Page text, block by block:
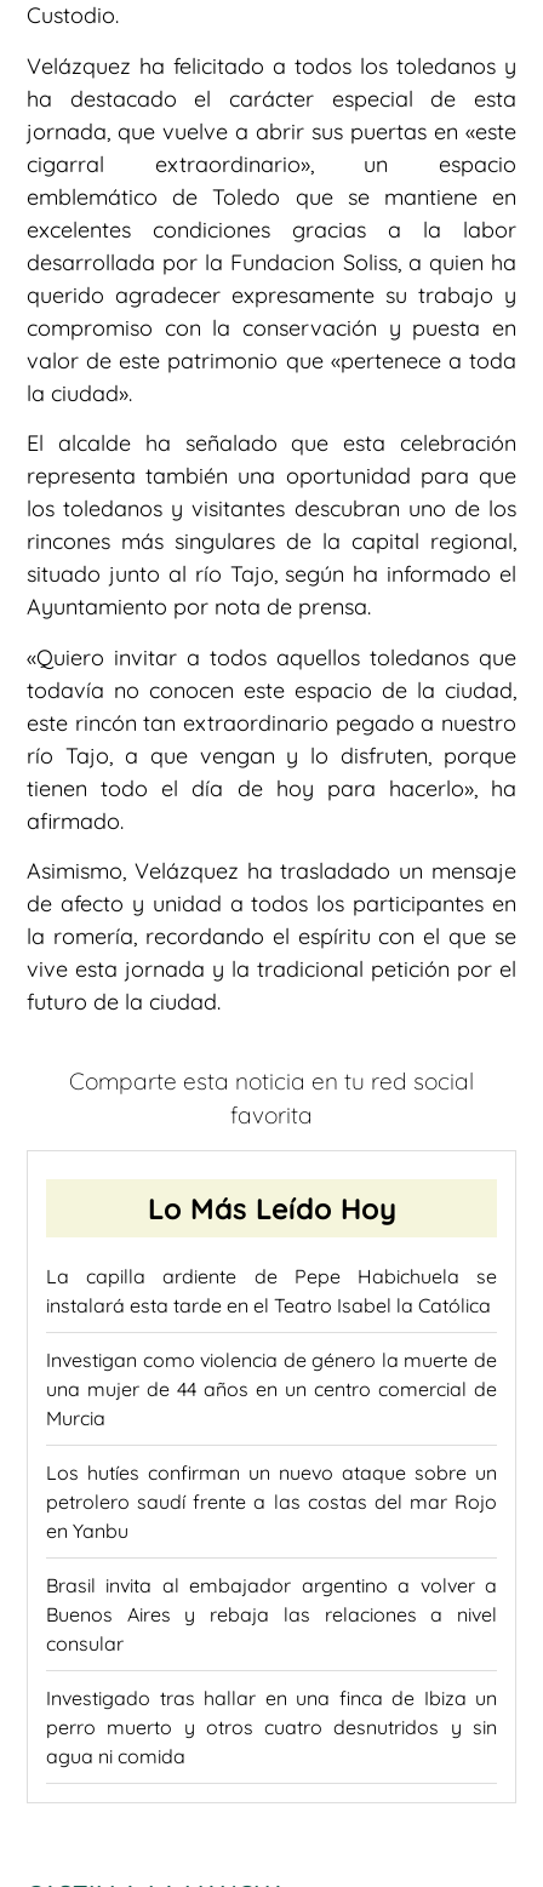
Custodio.
Velázquez ha felicitado a todos los toledanos y
ha destacado el carácter especial de esta
jornada, que vuelve a abrir sus puertas en «este
cigarral extraordinario», un espacio
emblemático de Toledo que se mantiene en
excelentes condiciones gracias a la labor
desarrollada por la Fundacion Soliss, a quien ha
querido agradecer expresamente su trabajo y
compromiso con la conservación y puesta en
valor de este patrimonio que «pertenece a toda
la ciudad».
El alcalde ha señalado que esta celebración
representa también una oportunidad para que
los toledanos y visitantes descubran uno de los
rincones más singulares de la capital regional,
situado junto al río Tajo, según ha informado el
Ayuntamiento por nota de prensa.
«Quiero invitar a todos aquellos toledanos que
todavía no conocen este espacio de la ciudad,
este rincón tan extraordinario pegado a nuestro
río Tajo, a que vengan y lo disfruten, porque
tienen todo el día de hoy para hacerlo», ha
afirmado.
Asimismo, Velázquez ha trasladado un mensaje
de afecto y unidad a todos los participantes en
la romería, recordando el espíritu con el que se
vive esta jornada y la tradicional petición por el
futuro de la ciudad.
Comparte esta noticia en tu red social
favorita
Lo Más Leído Hoy
La capilla ardiente de Pepe Habichuela se
instalará esta tarde en el Teatro Isabel la Católica
Investigan como violencia de género la muerte de
una mujer de 44 años en un centro comercial de
Murcia
Los hutíes confirman un nuevo ataque sobre un
petrolero saudí frente a las costas del mar Rojo
en Yanbu
Brasil invita al embajador argentino a volver a
Buenos Aires y rebaja las relaciones a nivel
consular
Investigado tras hallar en una finca de Ibiza un
perro muerto y otros cuatro desnutridos y sin
agua ni comida